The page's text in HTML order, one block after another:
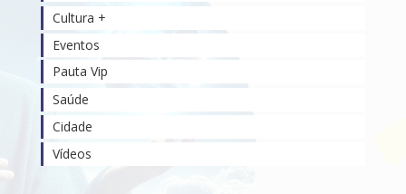
Cultura +
Eventos
Pauta Vip
Saúde
Cidade
Vídeos